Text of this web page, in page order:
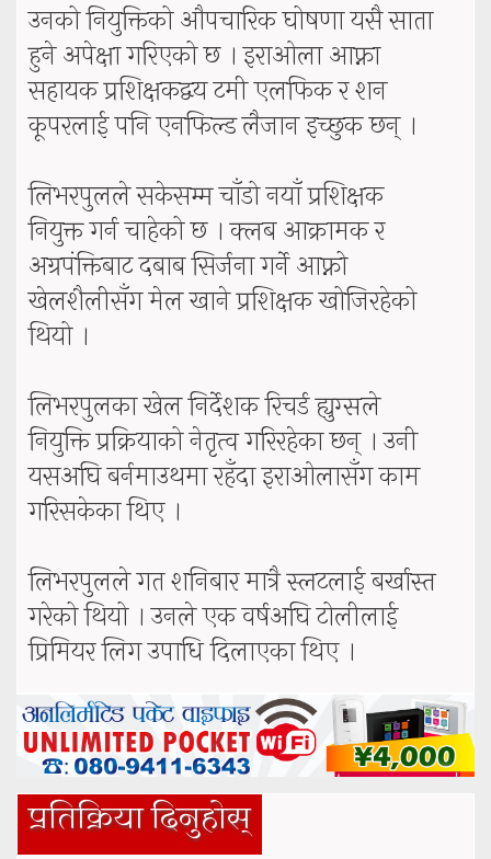
उनको नियुक्तिको औपचारिक घोषणा यसै साता
हुने अपेक्षा गरिएको छ । इराओला आफ्ना
सहायक प्रशिक्षकद्वय टमी एलफिक र शन
कूपरलाई पनि एनफिल्ड लैजान इच्छुक छन् ।
लिभरपुलले सकेसम्म चाँडो नयाँ प्रशिक्षक
नियुक्त गर्न चाहेको छ । क्लब आक्रामक र
अग्रपंक्तिबाट दबाब सिर्जना गर्ने आफ्नो
खेलशैलीसँग मेल खाने प्रशिक्षक खोजिरहेको
थियो ।
लिभरपुलका खेल निर्देशक रिचर्ड ह्युग्सले
नियुक्ति प्रक्रियाको नेतृत्व गरिरहेका छन् । उनी
यसअघि बर्नमाउथमा रहँदा इराओलासँग काम
गरिसकेका थिए ।
लिभरपुलले गत शनिबार मात्रै स्लटलाई बर्खास्त
गरेको थियो । उनले एक वर्षअघि टोलीलाई
प्रिमियर लिग उपाधि दिलाएका थिए ।
प्रतिक्रिया दिनुहोस्